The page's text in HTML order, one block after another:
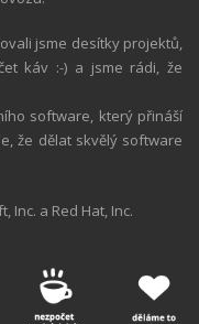
jsme desítky projektů,
káv :-) a jsme rádi, že
software, který přináší
že dělat skvělý software
Inc. a Red Hat, Inc.